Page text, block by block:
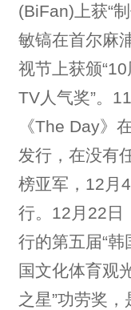
(BiFan)上获“
敏镐在首尔麻
视节上获颁
TV人气奖”。
《The Day》
发行，在没有
榜亚军，12月
行。12月22日
行的第五届“
国文化体育观
之星”功劳奖